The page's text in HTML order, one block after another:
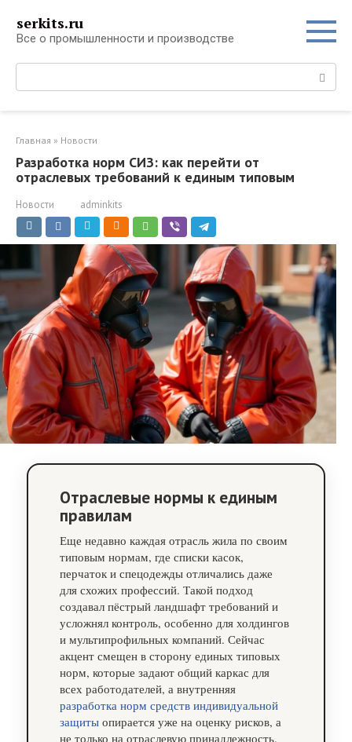
контенту
serkits.ru
Все о промышленности и производстве
Поиск:
Главная » Новости
Разработка норм СИЗ: как перейти от
отраслевых требований к единым типовым
Новости adminkits
Отраслевые нормы к единым
правилам
Еще недавно каждая отрасль жила по своим
типовым нормам, где списки касок,
перчаток и спецодежды отличались даже
для схожих профессий. Такой подход
создавал пёстрый ландшафт требований и
усложнял контроль, особенно для холдингов
и мультипрофильных компаний. Сейчас
акцент смещен в сторону единых типовых
норм, которые задают общий каркас для
всех работодателей, а внутренняя
разработка норм средств индивидуальной
защиты опирается уже на оценку рисков, а
не только на отраслевую принадлежность.